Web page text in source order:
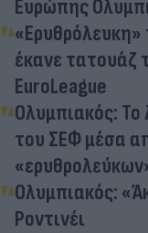
Ευρώπης
έκανε τατουάζ
EuroLeague
Ολυμπιακός: Το
του ΣΕΦ μέσα
Ολυμπιακός:
Ροντινέι